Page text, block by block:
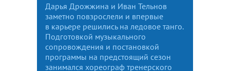
Дарья Дрожжина и Иван Тельнов
заметно повзрослели и впервые
в карьере решились на ледовое танго.
Подготовкой музыкального
сопровождения и постановкой
программы на предстоящий сезон
занимался хореограф тренерского